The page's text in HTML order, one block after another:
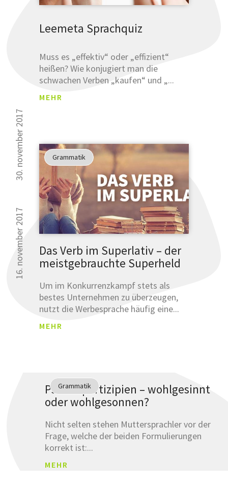
Leemeta Sprachquiz
Muss es „effektiv“ oder „effizient“
heißen? Wie konjugiert man die
schwachen Verben „kaufen“ und „...
MEHR
30. november 2017 Grammatik
Das Verb im Superlativ – der
meistgebrauchte Superheld
Um im Konkurrenzkampf stets als
bestes Unternehmen zu überzeugen,
nutzt die Werbesprache häufig eine...
MEHR
16. november 2017
Grammatik
Pseudopartizipien – wohlgesinnt
oder wohlgesonnen?
Nicht selten stehen Muttersprachler vor der
Frage, welche der beiden Formulierungen
korrekt ist:...
MEHR